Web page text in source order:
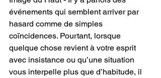
événements qui semblent arriver par
hasard comme de simples
coïncidences. Pourtant, lorsque
quelque chose revient à votre esprit
avec insistance ou qu’une situation
vous interpelle plus que d’habitude, il